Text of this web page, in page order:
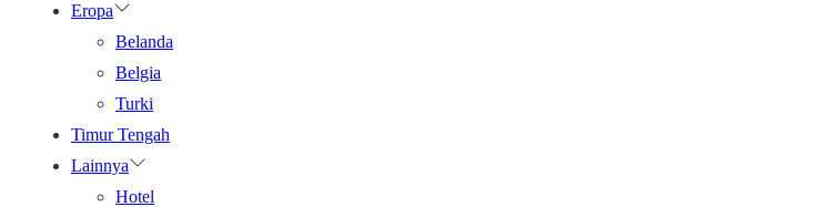
Eropa
Belanda
Belgia
Turki
Timur Tengah
Lainnya
Hotel